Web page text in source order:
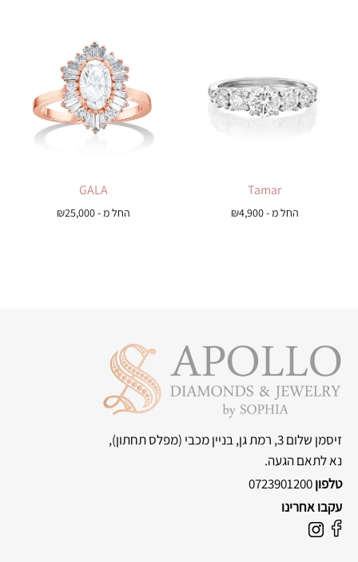
Tamar
החל מ - ₪4,900
GALA
החל מ - ₪25,000
זיסמן שלום 3, רמת גן, בניין מכבי
(מפלס תחתון),
נא לתאם הגעה.
טלפון0723901200
עקבו אחרינו
F
I